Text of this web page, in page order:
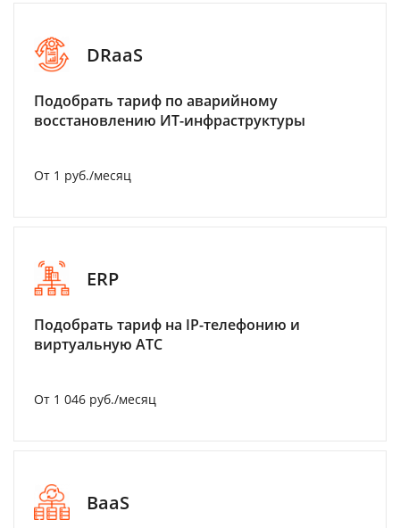
DRaaS
Подобрать тариф по аварийному
восстановлению ИТ-инфраструктуры
От 1 руб./месяц
ERP
Подобрать тариф на IP-телефонию и
виртуальную АТС
От 1 046 руб./месяц
BaaS